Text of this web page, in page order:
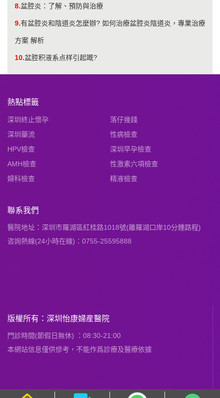
8.盆腔炎：了解、預防與治療
9.有盆腔炎和陰道炎怎麼辦? 如何治療盆腔炎陰道炎，專業治療
方案 解析
10.盆腔积液系点样引起嘅?
熱點標籤
深圳終止懷孕
落仔幾錢
深圳藥流
性病檢查
HPV檢查
深圳早孕檢查
AMH檢查
性激素六項檢查
婦科檢查
精液檢查
聯系我們
醫院地址：深圳市羅湖區紅桂路1018號(離羅湖口岸10分鍾路程)
咨詢熱線(24小時在線)：0755-25595888
版權所有：深圳怡康婦産醫院
門診時間(節假日無休) ：08:30-21:00
本網站信息僅供慘考，不能作爲診療及醫療依據